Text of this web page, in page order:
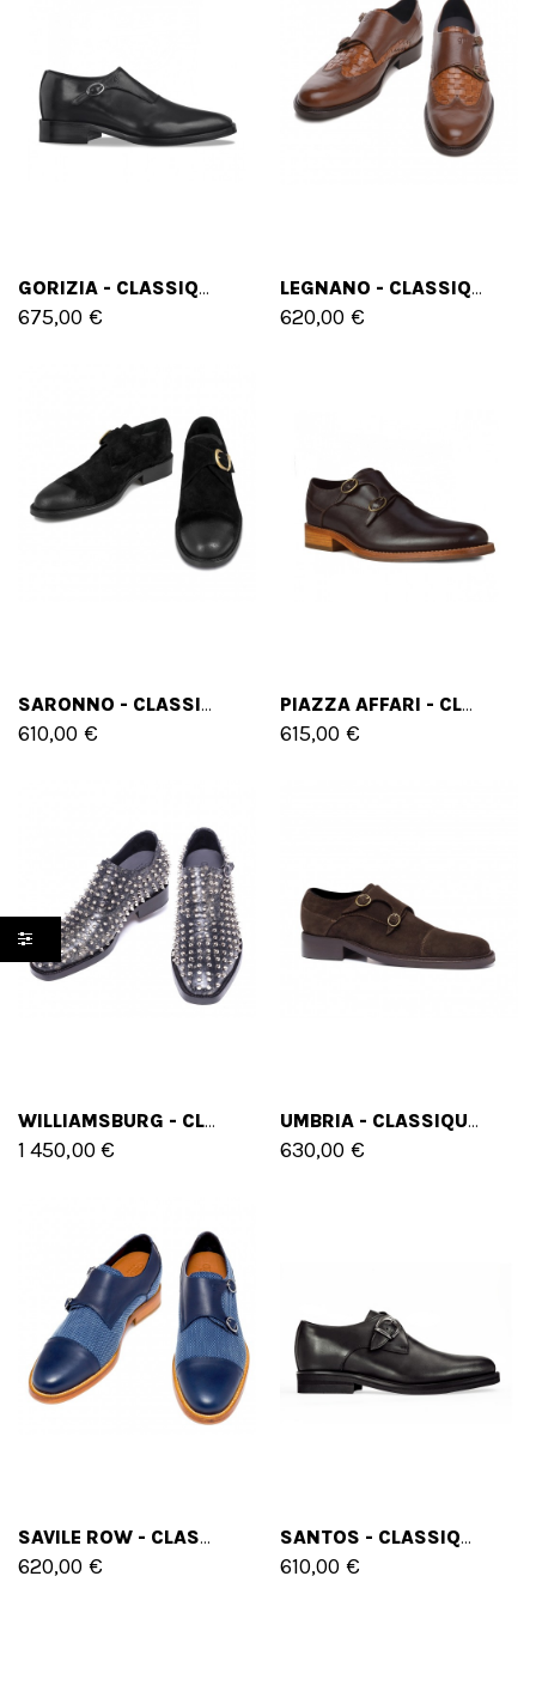
GORIZIA - CLASSIQUES CHAUSSURES REHAUSSANTES EN CUIR PLEINE FLEUR DE 6 CM À 8 CM EN PLUS
675,00 €
LEGNANO - CLASSIQUES CHAUSSURES REHAUSSANTES EN CUIR DE 6 CM À 8 CM EN PLUS
620,00 €
SARONNO - CLASSIQUES CHAUSSURES REHAUSSANTES EN CUIR DE 6 CM À 8 CM EN PLUS
610,00 €
PIAZZA AFFARI - CLASSIQUES CHAUSSURES REHAUSSANTES EN CUIR DE 6 CM À 8 CM EN PLUS
615,00 €
WILLIAMSBURG - CLASSIQUES CHAUSSURES REHAUSSANTES EN CUIR DE 6 CM À 8 CM EN PLUS
1 450,00 €
UMBRIA - CLASSIQUES CHAUSSURES REHAUSSANTES EN CUIR DE 6 CM À 8 CM EN PLUS
630,00 €
SAVILE ROW - CLASSIQUES CHAUSSURES REHAUSSANTES EN MÉLANGE CUIR/TISSU DE 6 CM À 8 CM EN PLUS
620,00 €
SANTOS - CLASSIQUES CHAUSSURES REHAUSSANTES EN CUIR DE 6 CM À 8 CM EN PLUS
610,00 €